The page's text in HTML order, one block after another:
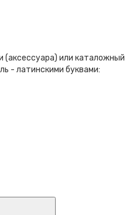
(аксессуара) или каталожный
- латинскими буквами: